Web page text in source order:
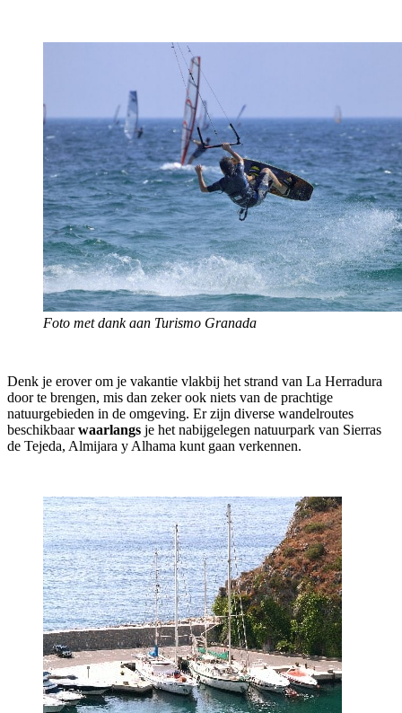
Foto met dank aan Turismo Granada
Denk je erover om je vakantie vlakbij het strand van La Herradura
door te brengen, mis dan zeker ook niets van de prachtige
natuurgebieden in de omgeving. Er zijn diverse wandelroutes
beschikbaarwaarlangs je het nabijgelegen natuurpark van Sierras
de Tejeda, Almijara y Alhama kunt gaan verkennen.